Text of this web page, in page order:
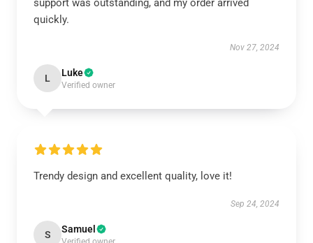
support was outstanding, and my order arrived
quickly.
Nov 27, 2024
L Luke
Verified owner
Trendy design and excellent quality, love it!
Sep 24, 2024
S Samuel